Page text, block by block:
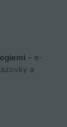
– e-
a